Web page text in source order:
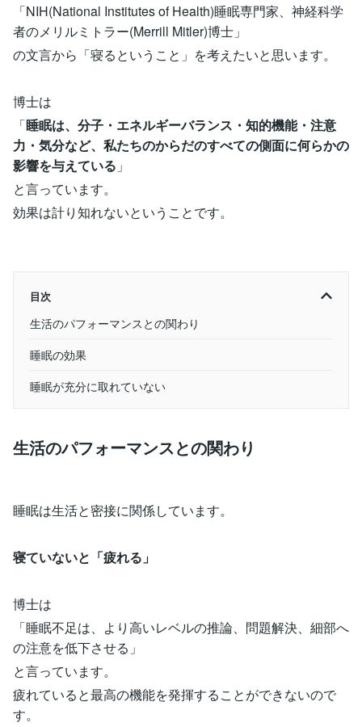
「NIH(National Institutes of Health)睡眠専門家、神経科学
者のメリルミトラー(Merrill Mitler)博士」
の文言から「寝るということ」を考えたいと思います。
博士は
「睡眠は、分子・エネルギーバランス・知的機能・注意
力・気分など、私たちのからだのすべての側面に何らかの
影響を与えている 」
と言っています。
効果は計り知れないということです。
目次
生活のパフォーマンスとの関わり
睡眠の効果
睡眠が充分に取れていない
生活のパフォーマンスとの関わり
睡眠は生活と密接に関係しています。
寝ていないと「疲れる」
博士は
「睡眠不足は、より高いレベルの推論、問題解決、細部へ
の注意を低下させる」
と言っています。
疲れていると最高の機能を発揮することができないので
す。